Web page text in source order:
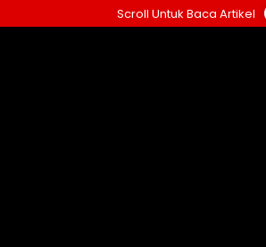
ke
Scroll Untuk Baca Artikel